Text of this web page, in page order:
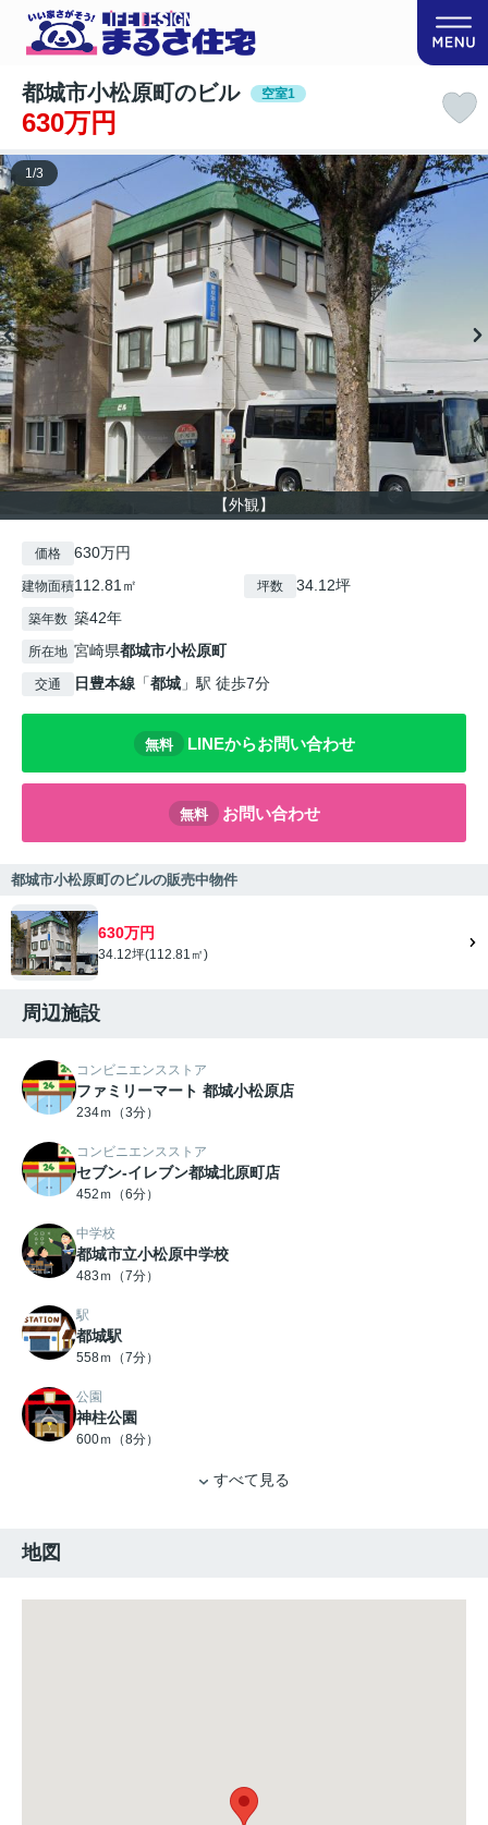
都城市小松原町のビル 空室1
630万円
【外観】
1/3
価格 630万円
建物面積112.81㎡ 坪数 34.12坪
築年数 築42年
所在地 宮崎県都城市小松原町
交通 日豊本線 「都城 」駅 徒歩7分
無料 LINEからお問い合わせ
無料 お問い合わせ
都城市小松原町のビルの販売中物件
630万円
34.12坪(112.81㎡)
周辺施設
コンビニエンスストア
ファミリーマート 都城小松原店
234ｍ（3分）
コンビニエンスストア
セブン-イレブン都城北原町店
452ｍ（6分）
中学校
都城市立小松原中学校
483ｍ（7分）
駅
都城駅
558ｍ（7分）
公園
神柱公園
600ｍ（8分）
すべて見る
地図